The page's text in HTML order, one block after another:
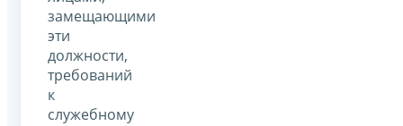
замещающими
эти
должности,
требований
к
служебному